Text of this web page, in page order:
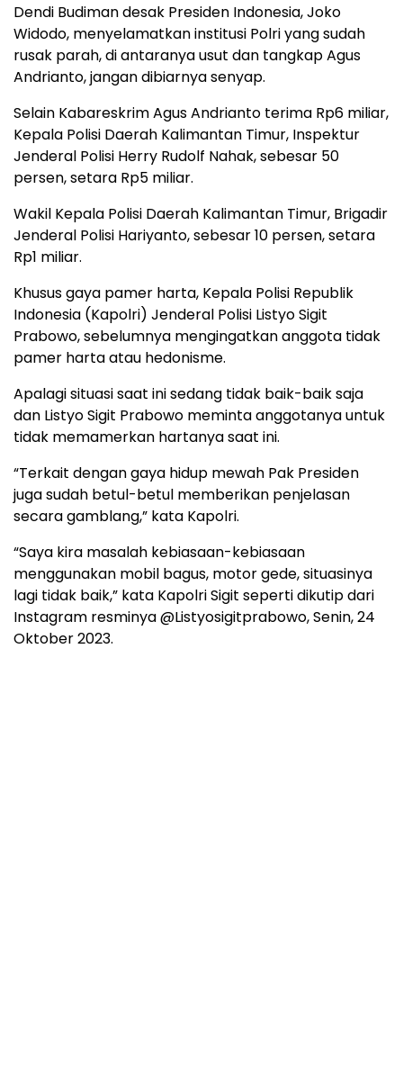
Dendi Budiman desak Presiden Indonesia, Joko
Widodo, menyelamatkan institusi Polri yang sudah
rusak parah, di antaranya usut dan tangkap Agus
Andrianto, jangan dibiarnya senyap.
Selain Kabareskrim Agus Andrianto terima Rp6 miliar,
Kepala Polisi Daerah Kalimantan Timur, Inspektur
Jenderal Polisi Herry Rudolf Nahak, sebesar 50
persen, setara Rp5 miliar.
Wakil Kepala Polisi Daerah Kalimantan Timur, Brigadir
Jenderal Polisi Hariyanto, sebesar 10 persen, setara
Rp1 miliar.
Khusus gaya pamer harta, Kepala Polisi Republik
Indonesia (Kapolri) Jenderal Polisi Listyo Sigit
Prabowo, sebelumnya mengingatkan anggota tidak
pamer harta atau hedonisme.
Apalagi situasi saat ini sedang tidak baik-baik saja
dan Listyo Sigit Prabowo meminta anggotanya untuk
tidak memamerkan hartanya saat ini.
“Terkait dengan gaya hidup mewah Pak Presiden
juga sudah betul-betul memberikan penjelasan
secara gamblang,” kata Kapolri.
“Saya kira masalah kebiasaan-kebiasaan
menggunakan mobil bagus, motor gede, situasinya
lagi tidak baik,” kata Kapolri Sigit seperti dikutip dari
Instagram resminya @Listyosigitprabowo, Senin, 24
Oktober 2023.